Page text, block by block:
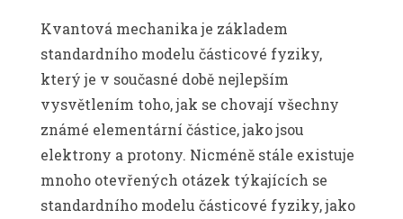
Kvantová mechanika je základem
standardního modelu částicové fyziky,
který je v současné době nejlepším
vysvětlením toho, jak se chovají všechny
známé elementární částice, jako jsou
elektrony a protony. Nicméně stále existuje
mnoho otevřených otázek týkajících se
standardního modelu částicové fyziky, jako